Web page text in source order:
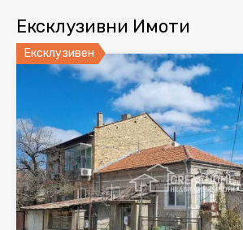
Ексклузивни Имоти
Ексклузивен